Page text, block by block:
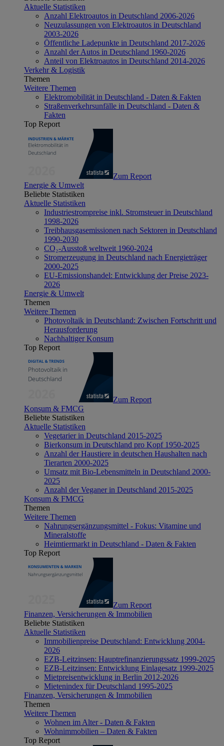
Aktuelle Statistiken
Anzahl Elektroautos in Deutschland 2006-2026
Neuzulassungen von Elektroautos in Deutschland
2003-2026
Öffentliche Ladepunkte in Deutschland 2017-2026
Anzahl der Autos in Deutschland 1960-2026
Anteil von Elektroautos in Deutschland 2014-2026
Verkehr & Logistik
Themen
Weitere Themen
Elektromobilität in Deutschland - Daten & Fakten
Straßenverkehrsunfälle in Deutschland - Daten &
Fakten
Top Report
Zum Report
Energie & Umwelt
Beliebte Statistiken
Aktuelle Statistiken
Industriestrompreise inkl. Stromsteuer in Deutschland
1998-2026
Treibhausgasemissionen nach Sektoren in Deutschland
1990-2030
CO₂-Ausstoß weltweit 1960-2024
Stromerzeugung in Deutschland nach Energieträger
2000-2025
EU-Emissionshandel: Entwicklung der Preise 2023-
2026
Energie & Umwelt
Themen
Weitere Themen
Photovoltaik in Deutschland: Zwischen Fortschritt und
Herausforderung
Nachhaltiger Konsum
Top Report
Zum Report
Konsum & FMCG
Beliebte Statistiken
Aktuelle Statistiken
Vegetarier in Deutschland 2015-2025
Bierkonsum in Deutschland pro Kopf 1950-2025
Anzahl der Haustiere in deutschen Haushalten nach
Tierarten 2000-2025
Umsatz mit Bio-Lebensmitteln in Deutschland 2000-
2025
Anzahl der Veganer in Deutschland 2015-2025
Konsum & FMCG
Themen
Weitere Themen
Nahrungsergänzungsmittel - Fokus: Vitamine und
Mineralstoffe
Heimtiermarkt in Deutschland - Daten & Fakten
Top Report
Zum Report
Finanzen, Versicherungen & Immobilien
Beliebte Statistiken
Aktuelle Statistiken
Immobilienpreise Deutschland: Entwicklung 2004-
2026
EZB-Leitzinsen: Hauptrefinanzierungssatz 1999-2025
EZB-Leitzinsen: Entwicklung Einlagesatz 1999-2025
Mietpreisentwicklung in Berlin 2012-2026
Mietenindex für Deutschland 1995-2025
Finanzen, Versicherungen & Immobilien
Themen
Weitere Themen
Wohnen im Alter - Daten & Fakten
Wohnimmobilien – Daten & Fakten
Top Report